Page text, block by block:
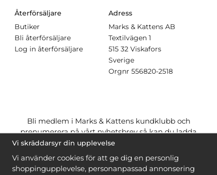
Återförsäljare
Butiker
Bli återförsäljare
Log in återförsäljare
Adress
Marks & Kattens AB
Textilvägen 1
515 32 Viskafors
Sverige
Orgnr 556820-2518
Bli medlem i Marks & Kattens kundklubb och
prenumerera på vårt nyhetsbrev så kan du ladda
ner många mönstergratisoch få många
när du handlar garn till mönstret. Du ser vilka som
är
gratis när du är inloggad
Vi skräddarsyr din upplevelse
Vi använder cookies för att ge dig en personlig
shoppingupplevelse, personanpassad annonsering